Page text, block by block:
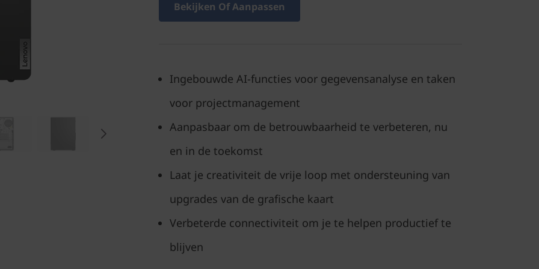
Bekijken Of Aanpassen
Ingebouwde AI-functies voor gegevensanalyse en taken
voor projectmanagement
Aanpasbaar om de betrouwbaarheid te verbeteren, nu
en in de toekomst
Laat je creativiteit de vrije loop met ondersteuning van
upgrades van de grafische kaart
Verbeterde connectiviteit om je te helpen productief te
blijven